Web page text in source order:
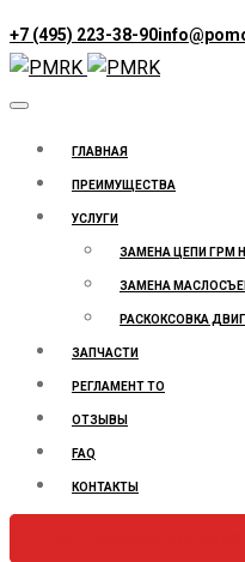
+7 (495) 223-38-90
ГЛАВНАЯ
ПРЕИМУЩЕСТВА
УСЛУГИ
ЗАМЕНА ЦЕПИ ГРМ
ЗАМЕНА
РАСКОКСОВКА
ЗАПЧАСТИ
РЕГЛАМЕНТ ТО
ОТЗЫВЫ
FAQ
КОНТАКТЫ